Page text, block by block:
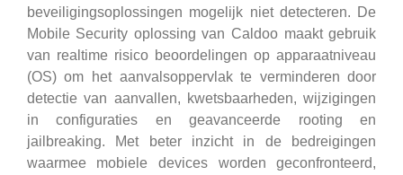
beveiligingsoplossingen mogelijk niet detecteren. De
Mobile Security oplossing van Caldoo maakt gebruik
van realtime risico beoordelingen op apparaatniveau
(OS) om het aanvalsoppervlak te verminderen door
detectie van aanvallen, kwetsbaarheden, wijzigingen
in configuraties en geavanceerde rooting en
jailbreaking. Met beter inzicht in de bedreigingen
waarmee mobiele devices worden geconfronteerd,